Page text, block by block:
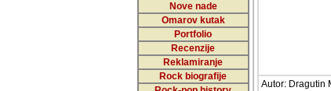
Nove nade
Omarov kutak
Portfolio
Recenzije
Reklamiranje
Rock biografije
Autor: Dragutin